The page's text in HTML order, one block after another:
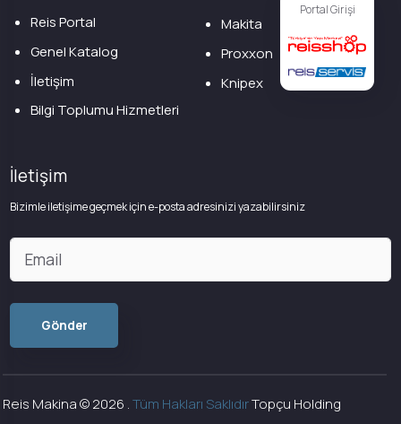
Portal Girişi
Reis Portal
Genel Katalog
İletişim
Bilgi Toplumu Hizmetleri
Makita
Proxxon
Knipex
İletişim
Bizimle iletişime geçmek için e-posta adresinizi yazabilirsiniz
Reis Makina ©2026 .Tüm Hakları SaklıdırTopçu Holding